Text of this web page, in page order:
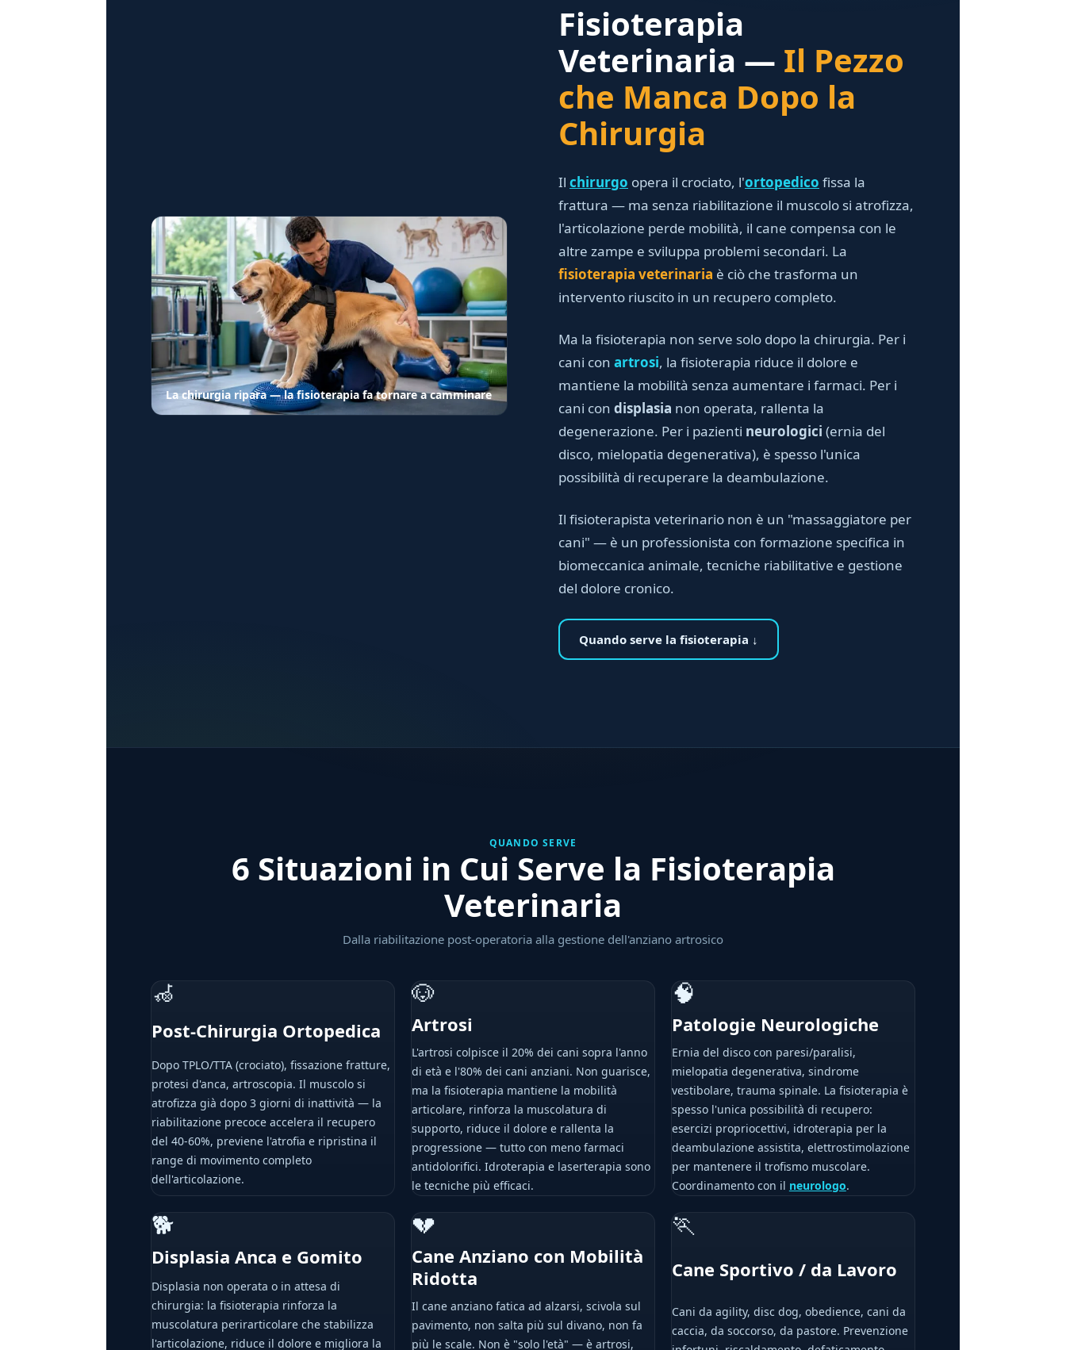
La chirurgia ripara — la fisioterapia fa tornare a camminare
Fisioterapia
Veterinaria — Il Pezzo
che Manca Dopo la
Chirurgia
Il chirurgo opera il crociato, l'ortopedico fissa la
frattura — ma senza riabilitazione il muscolo si atrofizza,
l'articolazione perde mobilità, il cane compensa con le
altre zampe e sviluppa problemi secondari. La
fisioterapia veterinaria è ciò che trasforma un
intervento riuscito in un recupero completo.
Ma la fisioterapia non serve solo dopo la chirurgia. Per i
cani con artrosi, la fisioterapia riduce il dolore e
mantiene la mobilità senza aumentare i farmaci. Per i
cani con displasia non operata, rallenta la
degenerazione. Per i pazienti neurologici (ernia del
disco, mielopatia degenerativa), è spesso l'unica
possibilità di recuperare la deambulazione.
Il fisioterapista veterinario non è un "massaggiatore per
cani" — è un professionista con formazione specifica in
biomeccanica animale, tecniche riabilitative e gestione
del dolore cronico.
Quando serve la fisioterapia ↓
QUANDO SERVE
6 Situazioni in Cui Serve la Fisioterapia
Veterinaria
Dalla riabilitazione post-operatoria alla gestione dell'anziano artrosico
🦽
Post-Chirurgia Ortopedica
Dopo TPLO/TTA (crociato), fissazione fratture,
protesi d'anca, artroscopia. Il muscolo si
atrofizza già dopo 3 giorni di inattività — la
riabilitazione precoce accelera il recupero
del 40-60%, previene l'atrofia e ripristina il
range di movimento completo
dell'articolazione.
🐶
Artrosi
L'artrosi colpisce il 20% dei cani sopra l'anno
di età e l'80% dei cani anziani. Non guarisce,
ma la fisioterapia mantiene la mobilità
articolare, rinforza la muscolatura di
supporto, riduce il dolore e rallenta la
progressione — tutto con meno farmaci
antidolorifici. Idroterapia e laserterapia sono
le tecniche più efficaci.
🧠
Patologie Neurologiche
Ernia del disco con paresi/paralisi,
mielopatia degenerativa, sindrome
vestibolare, trauma spinale. La fisioterapia è
spesso l'unica possibilità di recupero:
esercizi propriocettivi, idroterapia per la
deambulazione assistita, elettrostimolazione
per mantenere il trofismo muscolare.
Coordinamento con il neurologo.
🐕
Displasia Anca e Gomito
Displasia non operata o in attesa di
chirurgia: la fisioterapia rinforza la
muscolatura perirarticolare che stabilizza
l'articolazione, riduce il dolore e migliora la
💔
Cane Anziano con Mobilità
Ridotta
Il cane anziano fatica ad alzarsi, scivola sul
pavimento, non salta più sul divano, non fa
più le scale. Non è "solo l'età" — è artrosi,
🏃
Cane Sportivo / da Lavoro
Cani da agility, disc dog, obedience, cani da
caccia, da soccorso, da pastore. Prevenzione